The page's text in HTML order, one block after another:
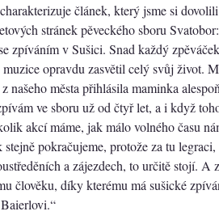
článek, který jsme si
stránek pěveckého sboru
zpíváním v Sušici. Snad každý
opravdu zasvětil celý svůj život.
našeho města přihlásila maminka
ve sboru už od čtyř let, a i když
akcí máme, jak málo volného času
stejně pokračujeme, protože za tu
a zájezdech, to určitě stojí. A
člověku, díky kterému má sušické